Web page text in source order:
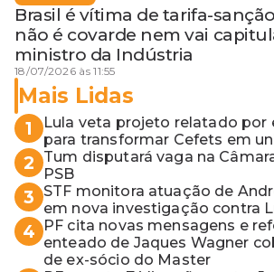
Brasil é vítima de tarifa-
não é covarde nem vai
ministro da Indústria
18/07/2026 às 11:55
Mais Lidas
1
Lula veta projeto relatado por
para transformar Cefets em
2
Tum disputará vaga na
PSB
3
STF monitora atuação de
em nova investigação contra
4
PF cita novas mensagens e
enteado de Jaques Wagner
de ex-sócio do Master